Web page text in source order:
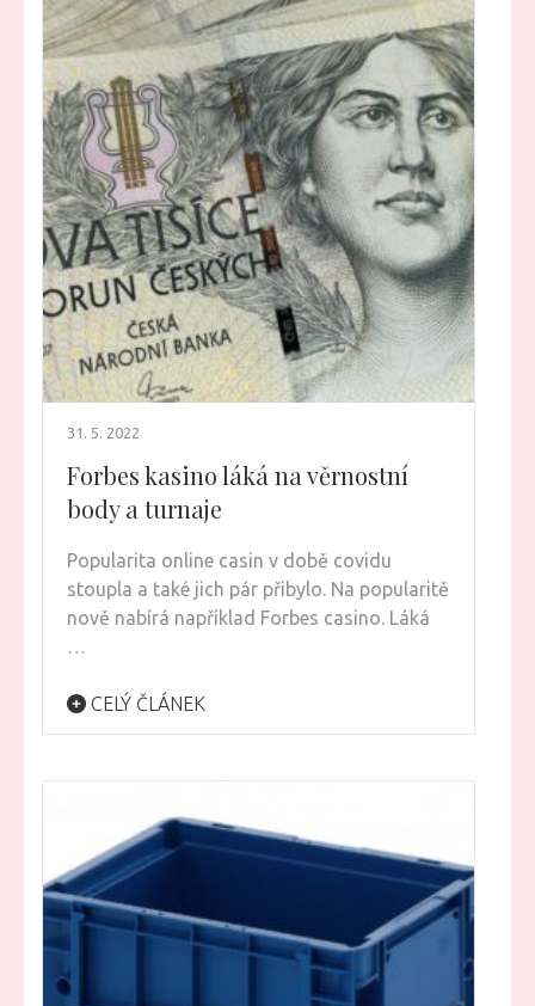
31. 5. 2022
Forbes kasino láká na věrnostní
body a turnaje
Popularita online casin v době covidu
stoupla a také jich pár přibylo. Na popularitě
nově nabírá například Forbes casino. Láká
…
CELÝ ČLÁNEK